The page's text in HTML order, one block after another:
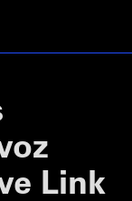
Link